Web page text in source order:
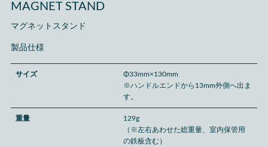
MAGNET STAND
マグネットスタンド
製品仕様
サイズ
Φ33mm×130mm
※ハンドルエンドから13mm外側へ出ま
す。
重量
129g
（※左右あわせた総重量、室内保管用
の鉄板含む）